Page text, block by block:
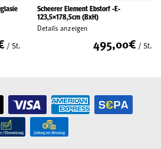
/ St.
Scheerer Element Ebstorf -E-
123,5×178,5cm (BxH)
Details anzeigen
495,00€ / St.